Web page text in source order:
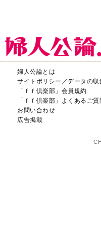
婦人公論とは
サイトポリシー／データの収
「ｆｆ倶楽部」会員規約
「ｆｆ倶楽部」よくあるご質
お問い合わせ
広告掲載